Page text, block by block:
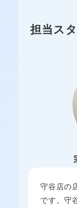
担当ス
守谷店の
です。守